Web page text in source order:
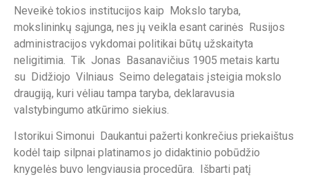
Neveikė tokios institucijos kaip Mokslo taryba,
mokslininkų sąjunga, nes jų veikla esant carinės Rusijos
administracijos vykdomai politikai būtų užskaityta
neligitimia. Tik Jonas Basanavičius 1905 metais kartu
su Didžiojo Vilniaus Seimo delegatais įsteigia mokslo
draugiją, kuri vėliau tampa taryba, deklaravusia
valstybingumo atkūrimo siekius.
Istorikui Simonui Daukantui pažerti konkrečius priekaištus
kodėl taip silpnai platinamos jo didaktinio pobūdžio
knygelės buvo lengviausia procedūra. Išbarti patį